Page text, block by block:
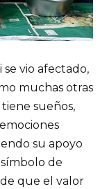
vio afectado,
muchas otras
sueños,
su apoyo
de
que el valor